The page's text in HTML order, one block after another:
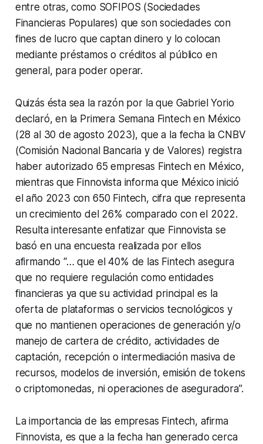
entre otras, como SOFIPOS (Sociedades
Financieras Populares) que son sociedades con
fines de lucro que captan dinero y lo colocan
mediante préstamos o créditos al público en
general, para poder operar.
Quizás ésta sea la razón por la que Gabriel Yorio
declaró, en la Primera Semana Fintech en México
(28 al 30 de agosto 2023), que a la fecha la CNBV
(Comisión Nacional Bancaria y de Valores) registra
haber autorizado 65 empresas Fintech en México,
mientras que Finnovista informa que México inició
el año 2023 con 650 Fintech, cifra que representa
un crecimiento del 26% comparado con el 2022.
Resulta interesante enfatizar que Finnovista se
basó en una encuesta realizada por ellos
afirmando “… que el 40% de las Fintech asegura
que no requiere regulación como entidades
financieras ya que su actividad principal es la
oferta de plataformas o servicios tecnológicos y
que no mantienen operaciones de generación y/o
manejo de cartera de crédito, actividades de
captación, recepción o intermediación masiva de
recursos, modelos de inversión, emisión de tokens
o criptomonedas, ni operaciones de aseguradora”.
La importancia de las empresas Fintech, afirma
Finnovista, es que a la fecha han generado cerca